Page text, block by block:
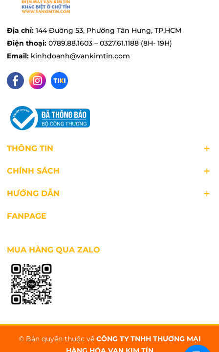
Địa chỉ: 144 Đường 53, Phường Tân Hưng, TP.HCM
Điện thoại: 0789.88.1603 – 0327.61.1188 (8H- 19H)
Email: kinhdoanh@vankimtin.com
THÔNG TIN
CHÍNH SÁCH
HƯỚNG DẪN
FANPAGE
MUA HÀNG QUA ZALO
© Bản quyền thuộc về CÔNG TY TNHH THƯƠNG MẠI